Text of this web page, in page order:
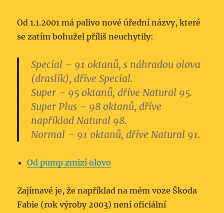
Od 1.1.2001 má palivo nové úřední názvy, které
se zatím bohužel příliš neuchytily:
Special – 91 oktanů, s náhradou olova
(draslík), dříve Special.
Super – 95 oktanů, dříve Natural 95.
Super Plus – 98 oktanů, dříve
například Natural 98.
Normal – 91 oktanů, dříve Natural 91.
Od pump zmizí olovo
Zajímavé je, že například na mém voze Škoda
Fabie (rok výroby 2003) není oficiální